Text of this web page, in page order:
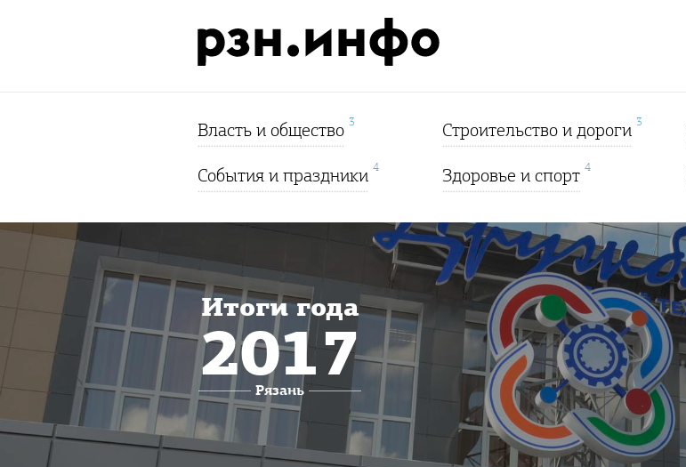
Власть и общество 3 Строительство и дороги 3
События и праздники 4 Здоровье и спорт 4
Итоги года
2017
Рязань